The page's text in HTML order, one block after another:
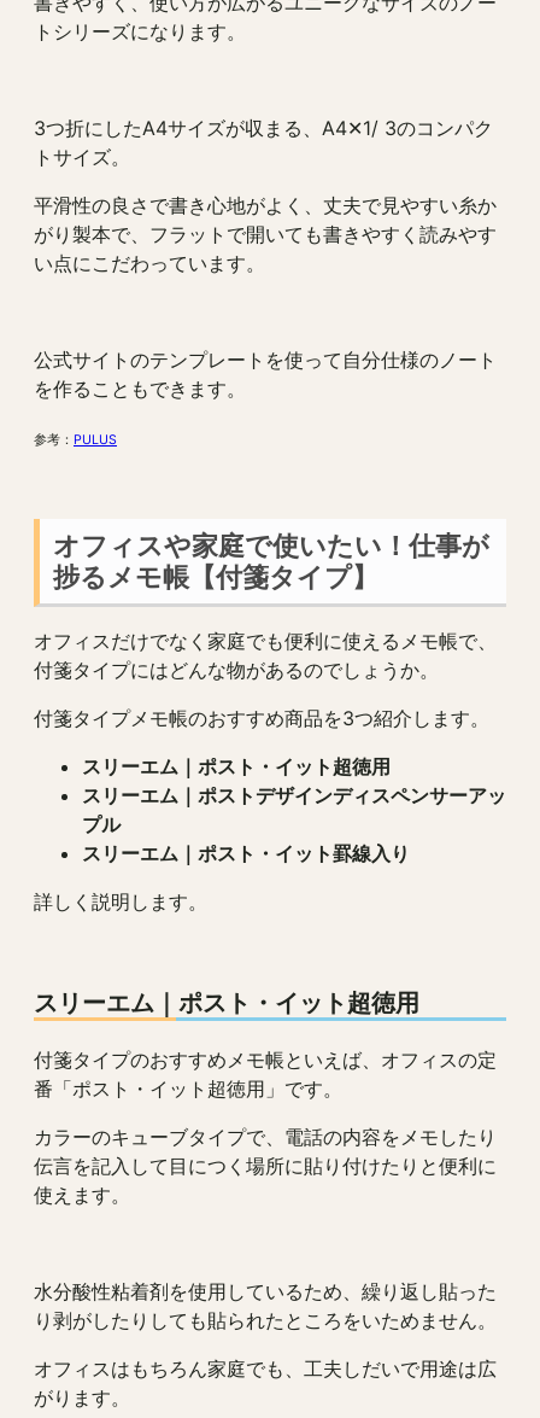
トシリーズになります。
3つ折にしたA4サイズが収まる、A4✕1/ 3のコンパク
トサイズ。
平滑性の良さで書き心地がよく、丈夫で見やすい糸か
がり製本で、フラットで開いても書きやすく読みやす
い点にこだわっています。
公式サイトのテンプレートを使って自分仕様のノート
を作ることもできます。
参考： PULUS
オフィスや家庭で使いたい！仕事が
捗るメモ帳【付箋タイプ】
オフィスだけでなく家庭でも便利に使えるメモ帳で、
付箋タイプにはどんな物があるのでしょうか。
付箋タイプメモ帳のおすすめ商品を3つ紹介します。
スリーエム｜ポスト・イット超徳用
スリーエム｜ポストデザインディスペンサーアッ
プル
スリーエム｜ポスト・イット罫線入り
詳しく説明します。
スリーエム ｜ ポスト・イット超徳用
付箋タイプのおすすめメモ帳といえば、オフィスの定
番「ポスト・イット超徳用」です。
カラーのキューブタイプで、電話の内容をメモしたり
伝言を記入して目につく場所に貼り付けたりと便利に
使えます。
水分酸性粘着剤を使用しているため、繰り返し貼った
り剥がしたりしても貼られたところをいためません。
オフィスはもちろん家庭でも、工夫しだいで用途は広
がります。